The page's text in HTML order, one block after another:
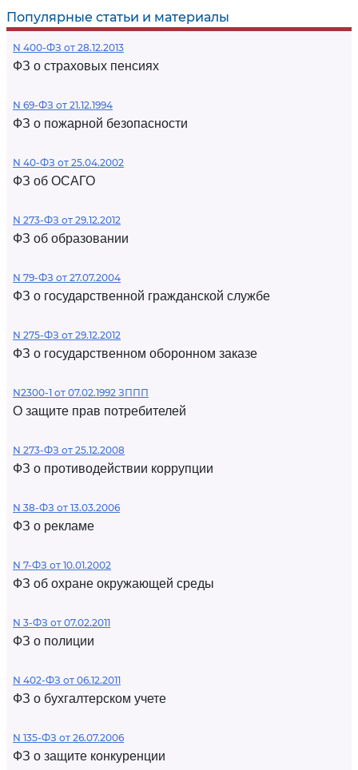
Популярные статьи и материалы
N 400-ФЗ от 28.12.2013
ФЗ о страховых пенсиях
N 69-ФЗ от 21.12.1994
ФЗ о пожарной безопасности
N 40-ФЗ от 25.04.2002
ФЗ об ОСАГО
N 273-ФЗ от 29.12.2012
ФЗ об образовании
N 79-ФЗ от 27.07.2004
ФЗ о государственной гражданской службе
N 275-ФЗ от 29.12.2012
ФЗ о государственном оборонном заказе
N2300-1 от 07.02.1992 ЗППП
О защите прав потребителей
N 273-ФЗ от 25.12.2008
ФЗ о противодействии коррупции
N 38-ФЗ от 13.03.2006
ФЗ о рекламе
N 7-ФЗ от 10.01.2002
ФЗ об охране окружающей среды
N 3-ФЗ от 07.02.2011
ФЗ о полиции
N 402-ФЗ от 06.12.2011
ФЗ о бухгалтерском учете
N 135-ФЗ от 26.07.2006
ФЗ о защите конкуренции